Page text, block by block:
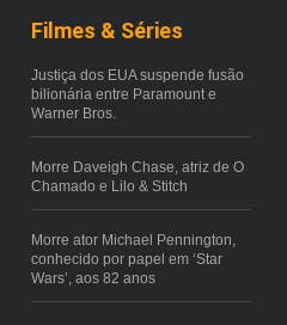
Filmes & Séries
Justiça dos EUA suspende fusão
bilionária entre Paramount e
Warner Bros.
Morre Daveigh Chase, atriz de O
Chamado e Lilo & Stitch
Morre ator Michael Pennington,
conhecido por papel em ‘Star
Wars’, aos 82 anos